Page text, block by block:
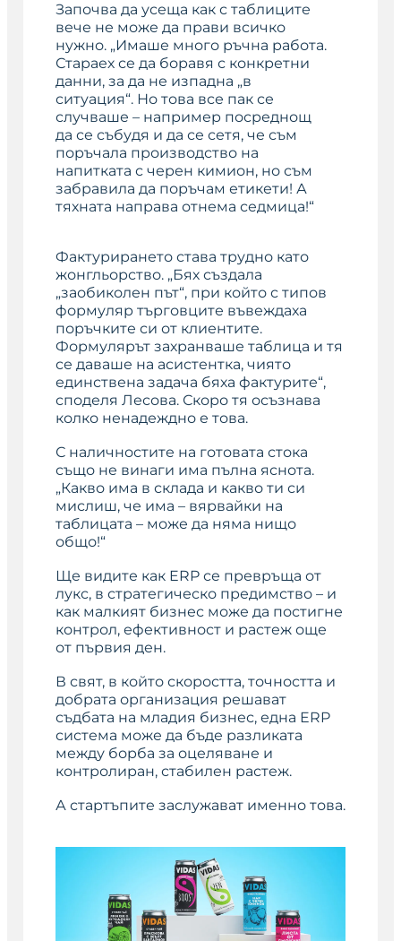
Започва да усеща как с таблиците
вече не може да прави всичко
нужно. „Имаше много ръчна работа.
Стараех се да боравя с конкретни
данни, за да не изпадна „в
ситуация“. Но това все пак се
случваше – например посреднощ
да се събудя и да се сетя, че съм
поръчала производство на
напитката с черен кимион, но съм
забравила да поръчам етикети! А
тяхната направа отнема седмица!“
Фактурирането става трудно като
жонгльорство. „Бях създала
„заобиколен път“, при който с типов
формуляр търговците въвеждаха
поръчките си от клиентите.
Формулярът захранваше таблица и тя
се даваше на асистентка, чиято
единствена задача бяха фактурите“,
споделя Лесова. Скоро тя осъзнава
колко ненадеждно е това.
С наличностите на готовата стока
също не винаги има пълна яснота.
„Какво има в склада и какво ти си
мислиш, че има – вярвайки на
таблицата – може да няма нищо
общо!“
Ще видите как ERP се превръща от
лукс, в стратегическо предимство – и
как малкият бизнес може да постигне
контрол, ефективност и растеж още
от първия ден.
В свят, в който скоростта, точността и
добрата организация решават
съдбата на младия бизнес, една ERP
система може да бъде разликата
между борба за оцеляване и
контролиран, стабилен растеж.
А стартъпите заслужават именно това.